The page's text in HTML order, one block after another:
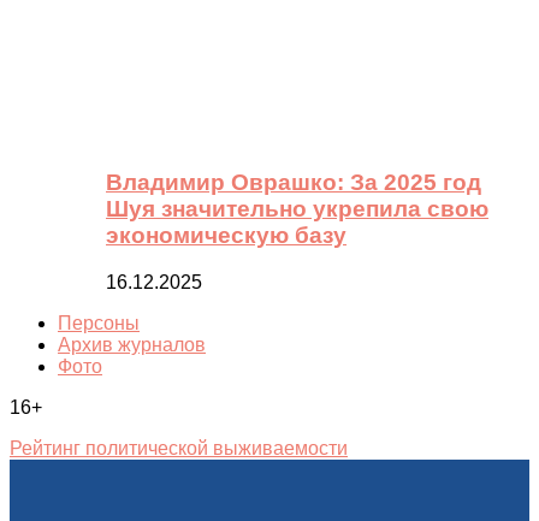
Владимир Оврашко: За 2025 год
Шуя значительно укрепила свою
экономическую базу
16.12.2025
Персоны
Архив журналов
Фото
16+
Рейтинг политической выживаемости